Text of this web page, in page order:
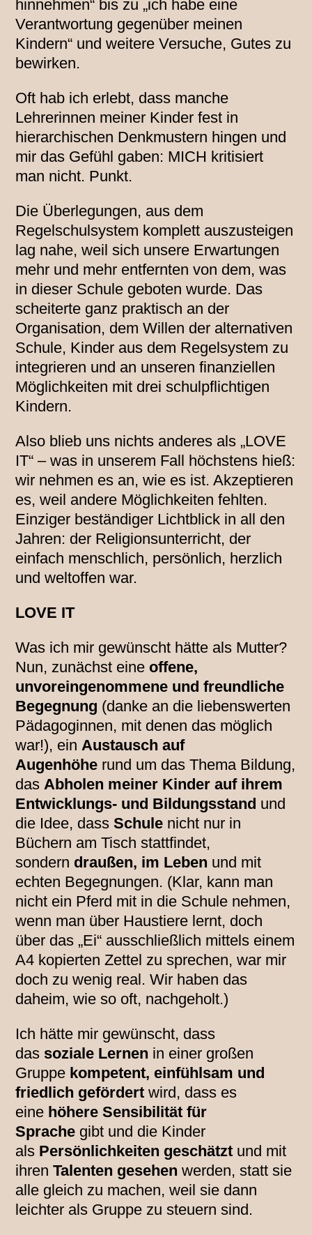
hinnehmen“ bis zu „ich habe eine
Verantwortung gegenüber meinen
Kindern“ und weitere Versuche, Gutes zu
bewirken.
Oft hab ich erlebt, dass manche
Lehrerinnen meiner Kinder fest in
hierarchischen Denkmustern hingen und
mir das Gefühl gaben: MICH kritisiert
man nicht. Punkt.
Die Überlegungen, aus dem
Regelschulsystem komplett auszusteigen
lag nahe, weil sich unsere Erwartungen
mehr und mehr entfernten von dem, was
in dieser Schule geboten wurde. Das
scheiterte ganz praktisch an der
Organisation, dem Willen der alternativen
Schule, Kinder aus dem Regelsystem zu
integrieren und an unseren finanziellen
Möglichkeiten mit drei schulpflichtigen
Kindern.
Also blieb uns nichts anderes als „LOVE
IT“ – was in unserem Fall höchstens hieß:
wir nehmen es an, wie es ist. Akzeptieren
es, weil andere Möglichkeiten fehlten.
Einziger beständiger Lichtblick in all den
Jahren: der Religionsunterricht, der
einfach menschlich, persönlich, herzlich
und weltoffen war.
LOVE IT
Was ich mir gewünscht hätte als Mutter?
Nun, zunächst eineoffene,
unvoreingenommene und freundliche
Begegnung (danke an die liebenswerten
Pädagoginnen, mit denen das möglich
war!), einAustausch auf
Augenhöhe rund um das Thema Bildung,
dasAbholen meiner Kinder auf ihrem
Entwicklungs- und Bildungsstand und
die Idee, dassSchule nicht nur in
Büchern am Tisch stattfindet,
sondern draußen, im Leben und mit
echten Begegnungen. (Klar, kann man
nicht ein Pferd mit in die Schule nehmen,
wenn man über Haustiere lernt, doch
über das „Ei“ ausschließlich mittels einem
A4 kopierten Zettel zu sprechen, war mir
doch zu wenig real. Wir haben das
daheim, wie so oft, nachgeholt.)
Ich hätte mir gewünscht, dass
das soziale Lernen in einer großen
Gruppe kompetent, einfühlsam und
friedlich gefördert wird, dass es
eine höhere Sensibilität für
Sprache gibt und die Kinder
als Persönlichkeiten geschätzt und mit
ihrenTalenten gesehen werden, statt sie
alle gleich zu machen, weil sie dann
leichter als Gruppe zu steuern sind.